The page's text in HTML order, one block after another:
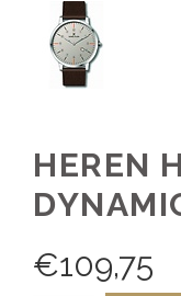
HEREN
€109,75